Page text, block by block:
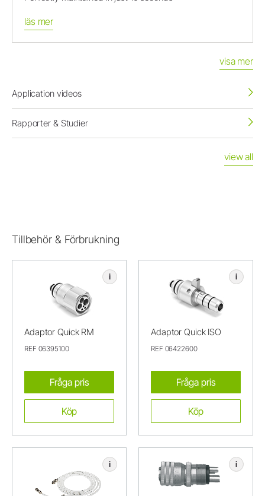
läs mer
visa mer
Application videos
Rapporter & Studier
view all
Tillbehör & Förbrukning
i
Adaptor Quick RM
REF 06395100
Fråga pris
Köp
i
Adaptor Quick ISO
REF 06422600
Fråga pris
Köp
i i